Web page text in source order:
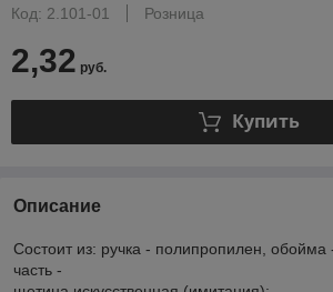
Код: 2.101-01
Розница
2,32 руб.
Купить
Описание
Состоит из: ручка - полипропилен,
часть -